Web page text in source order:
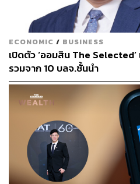
สำรวจราคาวัคซีนต้านโค
ละเท่าไร
ผลข้างเคียงวัคซีนต้านโควิ
ารเป็นอย่างไรบ้าง
เช็กประสิทธิภาพวัคซีนต้าน
ภาพ:Merck & Co Inc /
https://www.reuters.com/
ceuticals/mercks-covid-
alization-by-50-study-
https://www.bbc.com/
https://www.cnbc.com/
ECONOMIC / BUSINESS
เปิดตัว ‘ออมสิน The
รวมจาก 10 บลจ.ชั้นนำ